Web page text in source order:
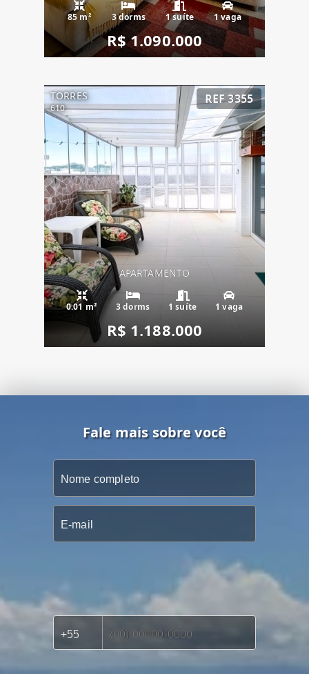
85 m² 3 dorms 1 suíte 1 vaga
R$ 1.090.000
TORRES
610
REF 3355
APARTAMENTO
0.01 m² 3 dorms 1 suíte 1 vaga
R$ 1.188.000
Fale mais sobre você